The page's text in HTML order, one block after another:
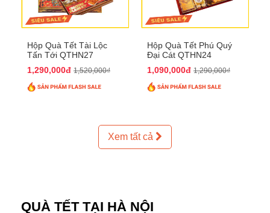
Hộp Quà Tết Tài Lộc
Tấn Tới QTHN27
1,290,000đ 1,520,000₫
Hộp Quà Tết Phú Quý
Đại Cát QTHN24
1,090,000đ 1,290,000₫
Xem tất cả
QUÀ TẾT TẠI HÀ NỘI